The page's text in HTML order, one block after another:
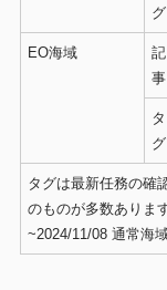
グ
EO海域
記
事
タ
グ
タグは最新任務の確
のものが多数ありま
~2024/11/08 通常海